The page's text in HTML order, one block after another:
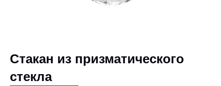
Стакан из призматического
стекла